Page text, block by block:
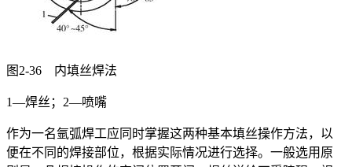
图2-36 内填丝焊法
1—焊丝；2—喷嘴
作为一名氩弧焊工应同时掌握这两种基本填丝操作方法，以
便在不同的焊接部位，根据实际情况进行选择。一般选用原